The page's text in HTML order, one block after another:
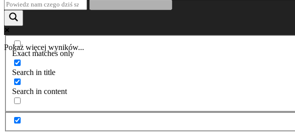
Pokaż więcej wyników...
Exact matches only
Search in title
Search in content